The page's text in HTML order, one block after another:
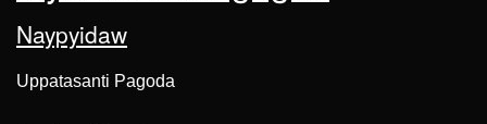
Naypyidaw
Uppatasanti Pagoda